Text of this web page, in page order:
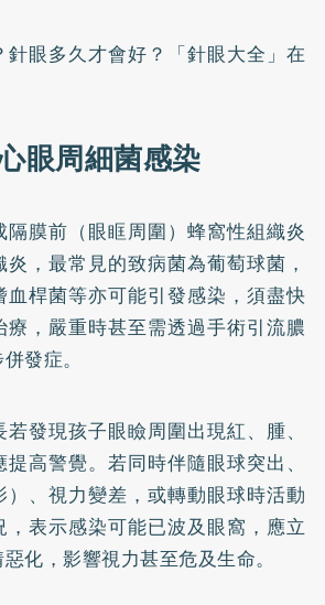
針眼多久才會好？「針眼大全」在
眼周細菌感染
隔膜前（眼眶周圍）蜂窩性組織炎
，最常見的致病菌為葡萄球菌，
血桿菌等亦可能引發感染，須盡快
療，嚴重時甚至需透過手術引流膿
發症。
發現孩子眼瞼周圍出現紅、腫、
高警覺。若同時伴隨眼球突出、
）、視力變差，或轉動眼球時活動
，表示感染可能已波及眼窩，應立
化，影響視力甚至危及生命。